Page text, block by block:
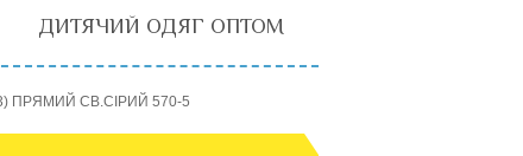
ДИТЯЧИЙ ОДЯГ ОПТОМ
ПРЯМИЙ СВ.СІРИЙ 570-5